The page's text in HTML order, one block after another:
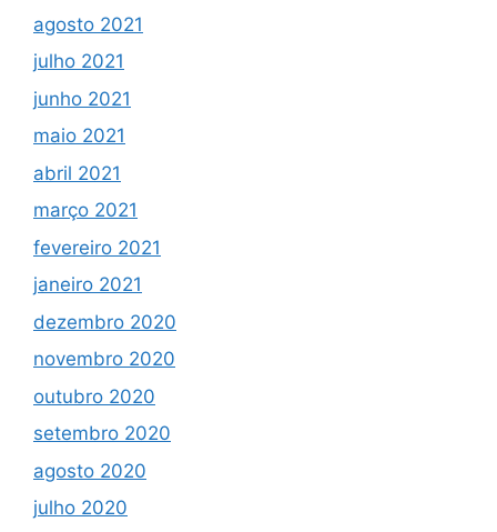
agosto 2021
julho 2021
junho 2021
maio 2021
abril 2021
março 2021
fevereiro 2021
janeiro 2021
dezembro 2020
novembro 2020
outubro 2020
setembro 2020
agosto 2020
julho 2020